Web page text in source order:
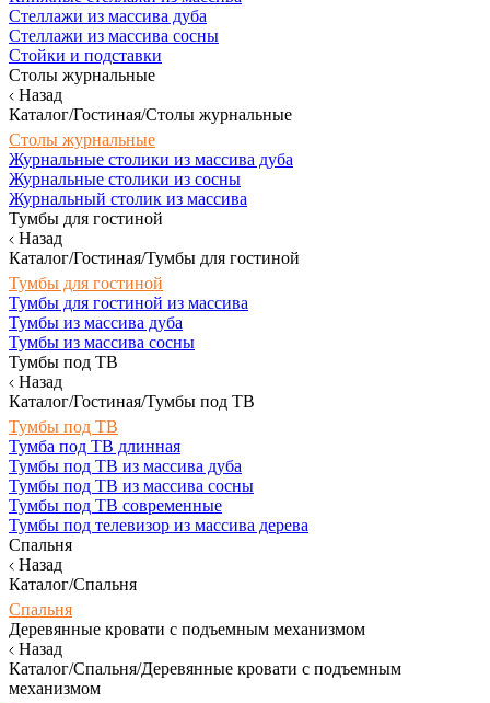
Стеллажи из массива дуба
Стеллажи из массива сосны
Стойки и подставки
Столы журнальные
Назад
Каталог/Гостиная/Столы журнальные
Столы журнальные
Журнальные столики из массива дуба
Журнальные столики из сосны
Журнальный столик из массива
Тумбы для гостиной
Назад
Каталог/Гостиная/Тумбы для гостиной
Тумбы для гостиной
Тумбы для гостиной из массива
Тумбы из массива дуба
Тумбы из массива сосны
Тумбы под ТВ
Назад
Каталог/Гостиная/Тумбы под ТВ
Тумбы под ТВ
Тумба под ТВ длинная
Тумбы под ТВ из массива дуба
Тумбы под ТВ из массива сосны
Тумбы под ТВ современные
Тумбы под телевизор из массива дерева
Спальня
Назад
Каталог/Спальня
Спальня
Деревянные кровати с подъемным механизмом
Назад
Каталог/Спальня/Деревянные кровати с подъемным
механизмом